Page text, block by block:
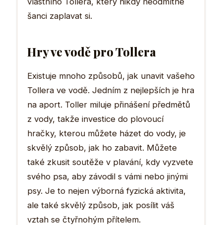
šanci zaplavat si.
Hry ve vodě pro Tollera
Existuje mnoho způsobů, jak unavit vašeho
Tollera ve vodě. Jedním z nejlepších je hra
na aport. Toller miluje přinášení předmětů
z vody, takže investice do plovoucí
hračky, kterou můžete házet do vody, je
skvělý způsob, jak ho zabavit. Můžete
také zkusit soutěže v plavání, kdy vyzvete
svého psa, aby závodil s vámi nebo jinými
psy. Je to nejen výborná fyzická aktivita,
ale také skvělý způsob, jak posílit váš
vztah se čtyřnohým přítelem.